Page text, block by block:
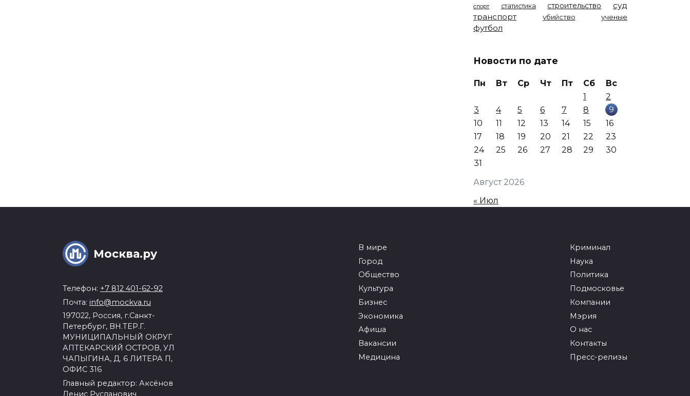
спорт статистика строительство
суд
транспорт
убийство ученые
футбол
Новости по дате
Август 2026
Пн Вт Ср Чт Пт Сб
Вс
1
2
3
4 5 6 7 8
9
10
11 12 13 14 15
16
17
18 19 20 21 22
23
24
25 26 27 28 29
30
31
« Июл
Москва.ру
Телефон: +7 812 401-62-92
Почта: info@mockva.ru
197022, Россия, г.Санкт-
Петербург, ВН.ТЕР.Г.
МУНИЦИПАЛЬНЫЙ ОКРУГ
АПТЕКАРСКИЙ ОСТРОВ, УЛ
ЧАПЫГИНА, Д. 6 ЛИТЕРА П,
ОФИС 316
Главный редактор: Аксёнов
Денис Русланович
В мире
Город
Общество
Культура
Бизнес
Экономика
Афиша
Вакансии
Медицина
Криминал
Наука
Политика
Подмосковье
Компании
Мэрия
О нас
Контакты
Пресс-релизы